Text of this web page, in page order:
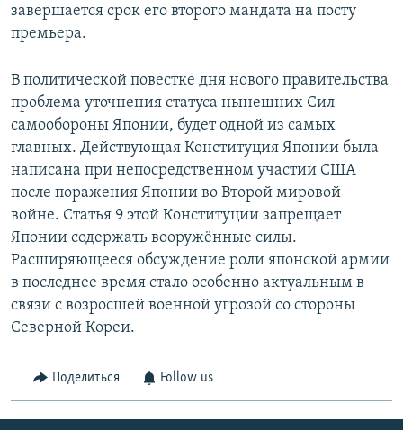
завершается срок его второго мандата на посту
премьера.
В политической повестке дня нового правительства
проблема уточнения статуса нынешних Сил
самообороны Японии, будет одной из самых
главных. Действующая Конституция Японии была
написана при непосредственном участии США
после поражения Японии во Второй мировой
войне. Статья 9 этой Конституции запрещает
Японии содержать вооружённые силы.
Расширяющееся обсуждение роли японской армии
в последнее время стало особенно актуальным в
связи с возросшей военной угрозой со стороны
Северной Кореи.
Поделиться Follow us